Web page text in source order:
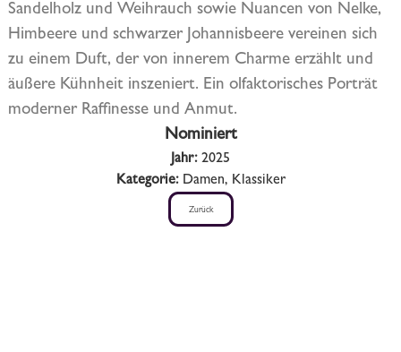
Sandelholz und Weihrauch sowie Nuancen von Nelke,
Himbeere und schwarzer Johannisbeere vereinen sich
zu einem Duft, der von innerem Charme erzählt und
äußere Kühnheit inszeniert. Ein olfaktorisches Porträt
moderner Raffinesse und Anmut.
Nominiert
Jahr: 2025
Kategorie:Damen, Klassiker
Zurück